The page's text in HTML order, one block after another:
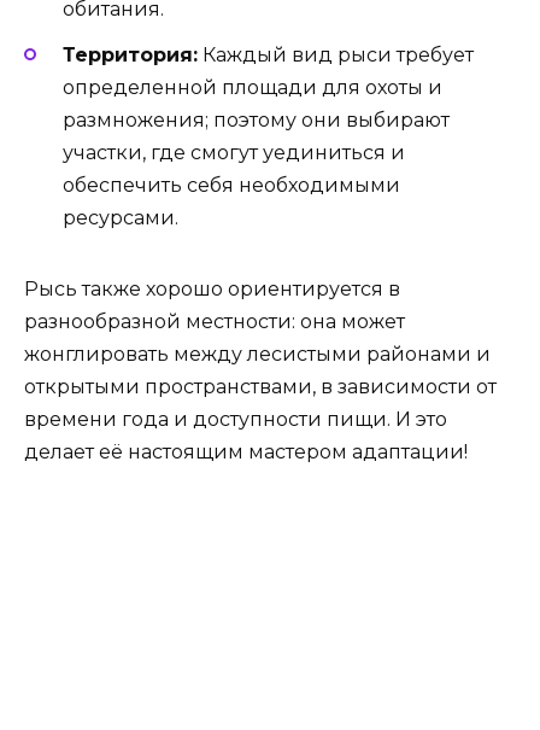
обитания.
Территория: Каждый вид рыси требует
определенной площади для охоты и
размножения; поэтому они выбирают
участки, где смогут уединиться и
обеспечить себя необходимыми
ресурсами.
Рысь также хорошо ориентируется в
разнообразной местности: она может
жонглировать между лесистыми районами и
открытыми пространствами, в зависимости от
времени года и доступности пищи. И это
делает её настоящим мастером адаптации!